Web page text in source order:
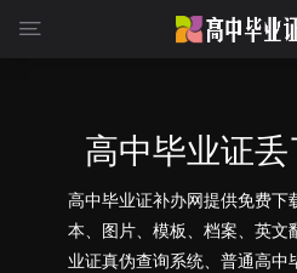

高中毕业证丢
高中毕业证补办网提供免费下
本、图片、模板、档案、英文
业证真伪查询系统、普通高中